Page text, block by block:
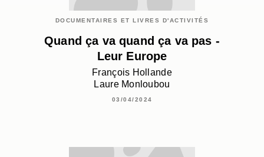
DOCUMENTAIRES ET LIVRES D'ACTIVITÉS
Quand ça va quand ça va pas -
Leur Europe
François Hollande
Laure Monloubou
03/04/2024